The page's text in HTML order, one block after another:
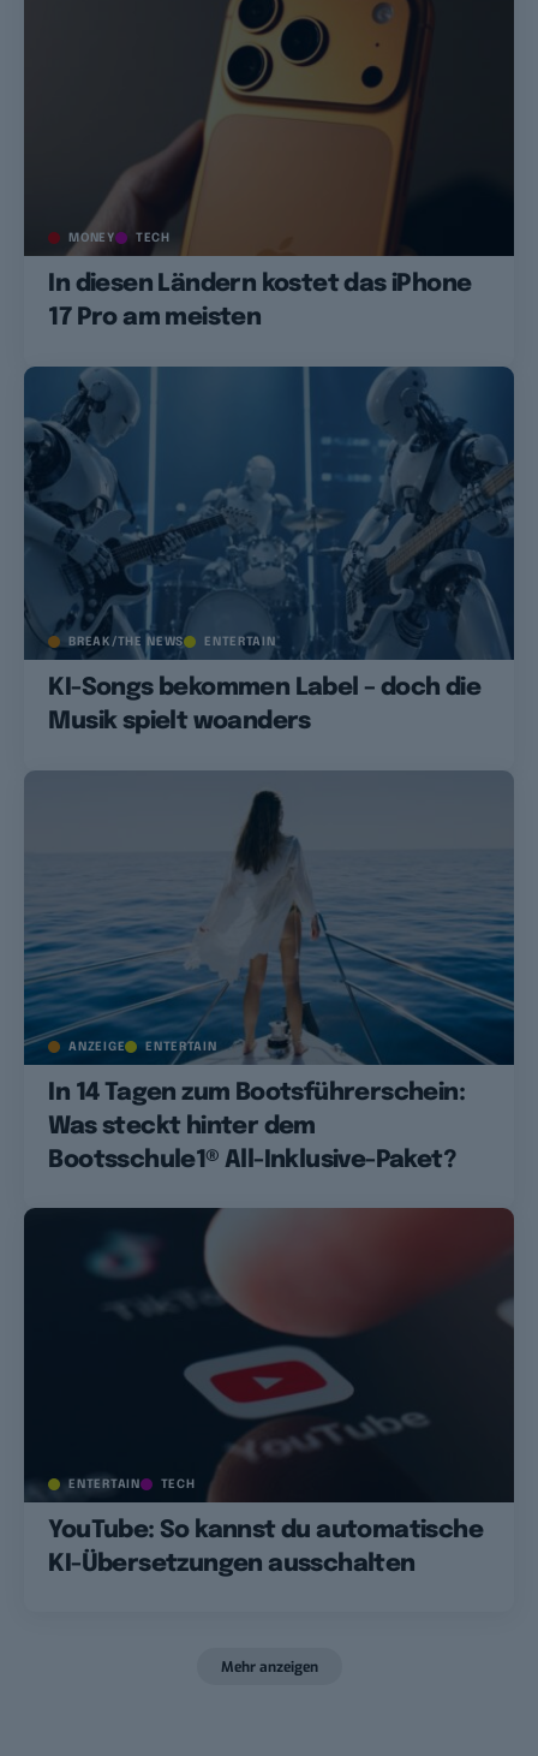
MONEY TECH
In diesen Ländern kostet das iPhone
17 Pro am meisten
BREAK/THE NEWS ENTERTAIN
KI-Songs bekommen Label – doch die
Musik spielt woanders
ANZEIGE ENTERTAIN
In 14 Tagen zum Bootsführerschein:
Was steckt hinter dem
Bootsschule1® All-Inklusive-Paket?
ENTERTAIN TECH
YouTube: So kannst du automatische
KI-Übersetzungen ausschalten
Mehr anzeigen